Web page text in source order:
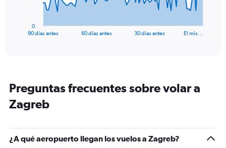
categories.
chart
1
Y
90 días antes 60 días antes 30 días antes El mis…
0
Preguntas frecuentes sobre volar a
Zagreb
¿A qué aeropuerto llegan los vuelos a Zagreb?